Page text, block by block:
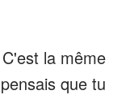
la même
que tu